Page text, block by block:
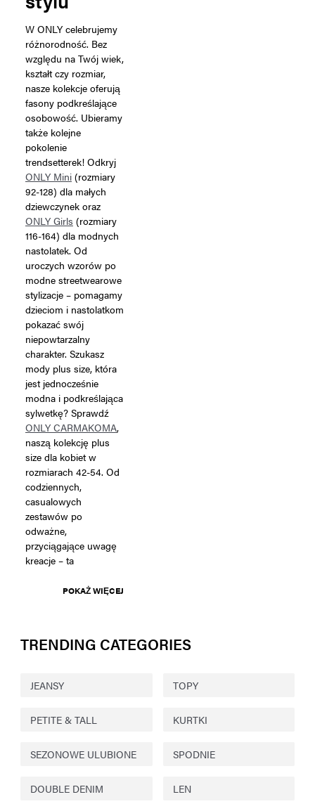
W ONLY celebrujemy
różnorodność. Bez
względu na Twój wiek,
kształt czy rozmiar,
nasze kolekcje oferują
fasony podkreślające
osobowość. Ubieramy
także kolejne
pokolenie
trendsetterek! Odkryj
ONLY Mini (rozmiary
92-128) dla małych
dziewczynek oraz
ONLY Girls (rozmiary
116-164) dla modnych
nastolatek. Od
uroczych wzorów po
modne streetwearowe
stylizacje – pomagamy
dzieciom i nastolatkom
pokazać swój
niepowtarzalny
charakter. Szukasz
mody plus size, która
jest jednocześnie
modna i podkreślająca
sylwetkę? Sprawdź
ONLY CARMAKOMA,
naszą kolekcję plus
size dla kobiet w
rozmiarach 42-54. Od
codziennych,
casualowych
zestawów po
odważne,
przyciągające uwagę
kreacje – ta
POKAŻ WIĘCEJ
TRENDING CATEGORIES
JEANSY TOPY
PETITE & TALL KURTKI
SEZONOWE ULUBIONE SPODNIE
DOUBLE DENIM LEN